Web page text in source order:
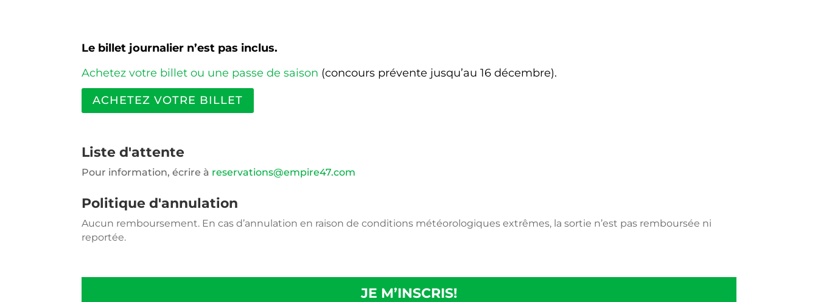
Le billet journalier n’est pas inclus.
Achetez votre billet ou une passe de saison (concours prévente jusqu’au 16 décembre).
ACHETEZ VOTRE BILLET
Liste d'attente
Pour information, écrire à reservations@empire47.com
Politique d'annulation
Aucun remboursement. En cas d’annulation en raison de conditions météorologiquesextrêmes, la sortie n’est pas remboursée ni
reportée.
JE M’INSCRIS!